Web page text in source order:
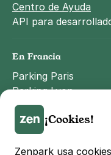
Centro de Ayuda
API para
En Francia
Parking Paris
Parking Lyon
Parking Marseille
Parking Toulouse
Parking Lille
Parking Bordeaux
¡Cookies!
Zenpark usa